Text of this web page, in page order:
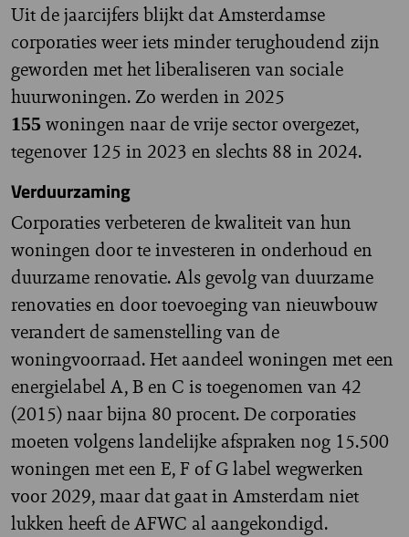
Uit de jaarcijfers blijkt dat Amsterdamse
corporaties weer iets minder terughoudend zijn
geworden met het liberaliseren van sociale
huurwoningen. Zo werden in 2025
155 woningen naar de vrije sector overgezet,
tegenover 125 in 2023 en slechts 88 in 2024.
Verduurzaming
Corporaties verbeteren de kwaliteit van hun
woningen door te investeren in onderhoud en
duurzame renovatie. Als gevolg van duurzame
renovaties en door toevoeging van nieuwbouw
verandert de samenstelling van de
woningvoorraad. Het aandeel woningen met een
energielabel A, B en C is toegenomen van 42
(2015) naar bijna 80 procent. De corporaties
moeten volgens landelijke afspraken nog 15.500
woningen met een E, F of G label wegwerken
voor 2029, maar dat gaat in Amsterdam niet
lukken heeft de AFWC al aangekondigd.